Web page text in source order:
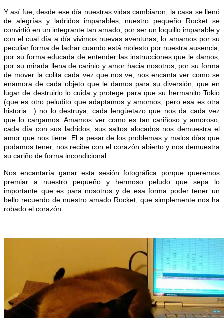
Y así fue, desde ese día nuestras vidas cambiaron, la casa se llenó
de alegrías y ladridos imparables, nuestro pequeño Rocket se
convirtió en un integrante tan amado, por ser un loquillo imparable y
con el cual día a día vivimos nuevas aventuras, lo amamos por su
peculiar forma de ladrar cuando está molesto por nuestra ausencia,
por su forma educada de entender las instrucciones que le damos,
por su mirada llena de carinio y amor hacia nosotros, por su forma
de mover la colita cada vez que nos ve, nos encanta ver como se
enamora de cada objeto que le damos para su diversión, que en
lugar de destruirlo lo cuida y protege para que su hermanito Tokio
(que es otro peludito que adaptamos y amomos, pero esa es otra
historia…) no lo destruya, cada lengüetazo que nos da cada vez
que lo cargamos. Amamos ver como es tan cariñoso y amoroso,
cada día con sus ladridos, sus saltos alocados nos demuestra el
amor que nos tiene. El a pesar de los problemas y malos días que
podamos tener, nos recibe con el corazón abierto y nos demuestra
su cariño de forma incondicional.
Nos encantaría ganar esta sesión fotográfica porque queremos
premiar a nuestro pequeño y hermoso peludo que sepa lo
importante que es para nosotros y de esa forma poder tener un
bello recuerdo de nuestro amado Rocket, que simplemente nos ha
robado el corazón.